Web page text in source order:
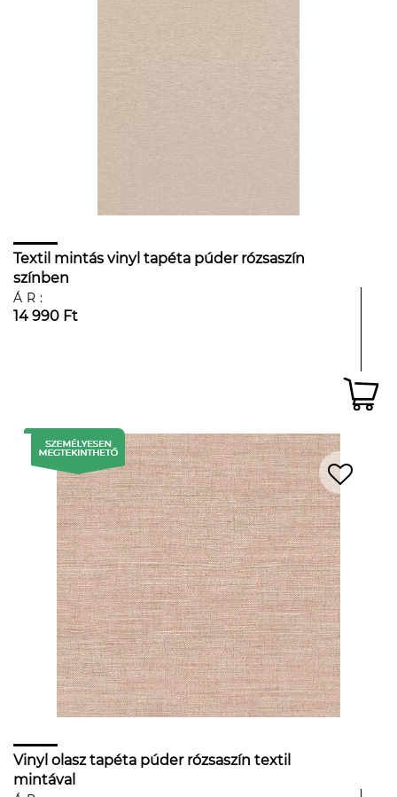
Textil mintás vinyl tapéta púder rózsaszín
színben
ÁR:
14 990 Ft
Vinyl olasz tapéta púder rózsaszín textil
mintával